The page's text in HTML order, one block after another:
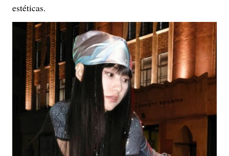
estéticas.